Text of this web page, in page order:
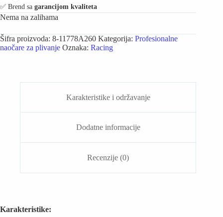
✅️ Brend sa garancijom kvaliteta
Nema na zalihama
Šifra proizvoda: 8-11778A260 Kategorija: Profesionalne
naočare za plivanje Oznaka: Racing
Karakteristike i održavanje
Dodatne informacije
Recenzije (0)
Karakteristike: